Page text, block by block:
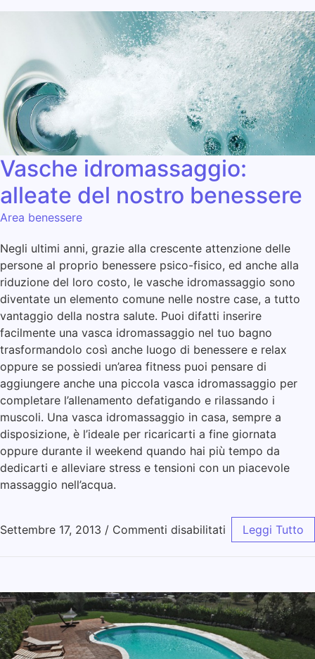
Vasche idromassaggio:
alleate del nostro benessere
Area benessere
Negli ultimi anni, grazie alla crescente attenzione delle
persone al proprio benessere psico-fisico, ed anche alla
riduzione del loro costo, le vasche idromassaggio sono
diventate un elemento comune nelle nostre case, a tutto
vantaggio della nostra salute. Puoi difatti inserire
facilmente una vasca idromassaggio nel tuo bagno
trasformandolo così anche luogo di benessere e relax
oppure se possiedi un’area fitness puoi pensare di
aggiungere anche una piccola vasca idromassaggio per
completare l’allenamento defatigando e rilassando i
muscoli. Una vasca idromassaggio in casa, sempre a
disposizione, è l’ideale per ricaricarti a fine giornata
oppure durante il weekend quando hai più tempo da
dedicarti e alleviare stress e tensioni con un piacevole
massaggio nell’acqua.
Settembre 17, 2013 / Commenti disabilitati Leggi Tutto